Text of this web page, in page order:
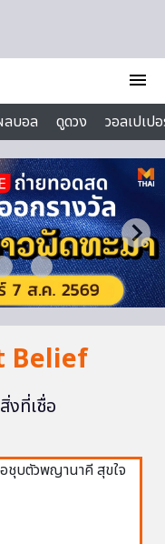
menu
ลบอล ดูดวง
วอลเปเป
Belief
งที่เชื่อ